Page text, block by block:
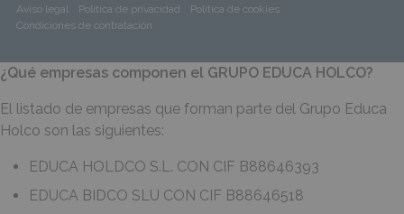
Aviso legal
Política de privacidad
Política de cookies
Condiciones de contratación
¿Qué empresas componen el GRUPO EDUCA HOLCO?
El listado de empresas que forman parte del Grupo Educa
Holco son las siguientes:
EDUCA HOLDCO S.L. CON CIF B88646393
EDUCA BIDCO SLU CON CIF B88646518